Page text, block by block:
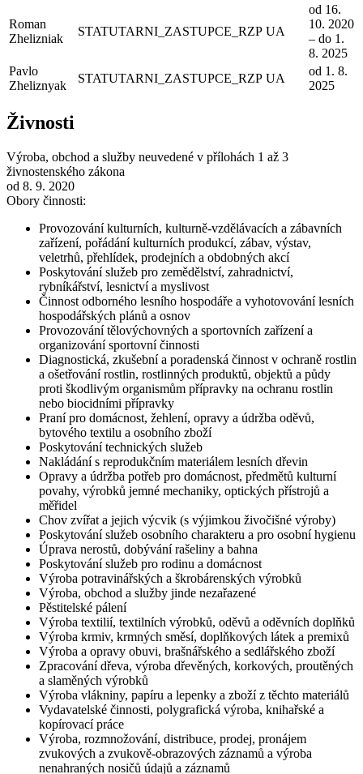
Roman
Zhelizniak
STATUTARNI_ZASTUPCE_RZP UA
od 16.
10. 2020
– do 1.
8. 2025
Pavlo
Zheliznyak
STATUTARNI_ZASTUPCE_RZP UA
od 1. 8.
2025
Živnosti
Výroba, obchod a služby neuvedené v přílohách 1 až 3
živnostenského zákona
od 8. 9. 2020
Obory činnosti:
Provozování kulturních, kulturně-vzdělávacích a zábavních
zařízení, pořádání kulturních produkcí, zábav, výstav,
veletrhů, přehlídek, prodejních a obdobných akcí
Poskytování služeb pro zemědělství, zahradnictví,
rybníkářství, lesnictví a myslivost
Činnost odborného lesního hospodáře a vyhotovování lesních
hospodářských plánů a osnov
Provozování tělovýchovných a sportovních zařízení a
organizování sportovní činnosti
Diagnostická, zkušební a poradenská činnost v ochraně rostlin
a ošetřování rostlin, rostlinných produktů, objektů a půdy
proti škodlivým organismům přípravky na ochranu rostlin
nebo biocidními přípravky
Praní pro domácnost, žehlení, opravy a údržba oděvů,
bytového textilu a osobního zboží
Poskytování technických služeb
Nakládání s reprodukčním materiálem lesních dřevin
Opravy a údržba potřeb pro domácnost, předmětů kulturní
povahy, výrobků jemné mechaniky, optických přístrojů a
měřidel
Chov zvířat a jejich výcvik (s výjimkou živočišné výroby)
Poskytování služeb osobního charakteru a pro osobní hygienu
Úprava nerostů, dobývání rašeliny a bahna
Poskytování služeb pro rodinu a domácnost
Výroba potravinářských a škrobárenských výrobků
Výroba, obchod a služby jinde nezařazené
Pěstitelské pálení
Výroba textilií, textilních výrobků, oděvů a oděvních doplňků
Výroba krmiv, krmných směsí, doplňkových látek a premixů
Výroba a opravy obuvi, brašnářského a sedlářského zboží
Zpracování dřeva, výroba dřevěných, korkových, proutěných
a slaměných výrobků
Výroba vlákniny, papíru a lepenky a zboží z těchto materiálů
Vydavatelské činnosti, polygrafická výroba, knihařské a
kopírovací práce
Výroba, rozmnožování, distribuce, prodej, pronájem
zvukových a zvukově-obrazových záznamů a výroba
nenahraných nosičů údajů a záznamů